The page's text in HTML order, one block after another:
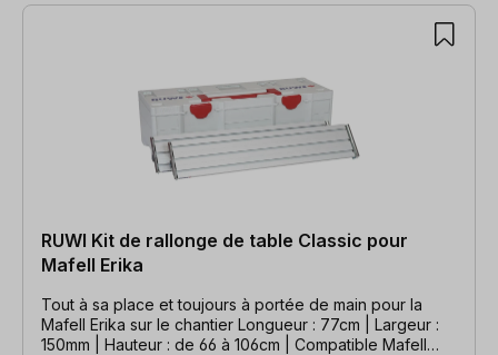
RUWI Kit de rallonge de table Classic pour
Mafell Erika
Tout à sa place et toujours à portée de main pour la
Mafell Erika sur le chantier Longueur : 77cm | Largeur :
150mm | Hauteur : de 66 à 106cm | Compatible Mafell